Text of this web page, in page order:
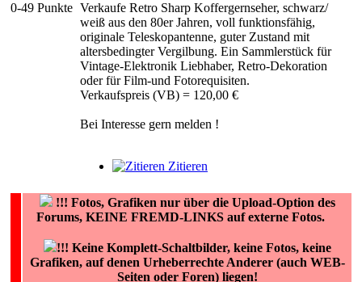
0-49 Punkte Verkaufe Retro Sharp Koffergernseher, schwarz/
weiß aus den 80er Jahren, voll funktionsfähig,
originale Teleskopantenne, guter Zustand mit
altersbedingter Vergilbung. Ein Sammlerstück für
Vintage-Elektronik Liebhaber, Retro-Dekoration
oder für Film-und Fotorequisiten.
Verkaufspreis (VB) = 120,00 €
Bei Interesse gern melden !
Zitieren
!!! Fotos, Grafiken nur über die Upload-Option des
Forums, KEINE FREMD-LINKS auf externe Fotos.
!!! Keine Komplett-Schaltbilder, keine Fotos, keine
Grafiken, auf denen Urheberrechte Anderer (auch WEB-
Seiten oder Foren) liegen!